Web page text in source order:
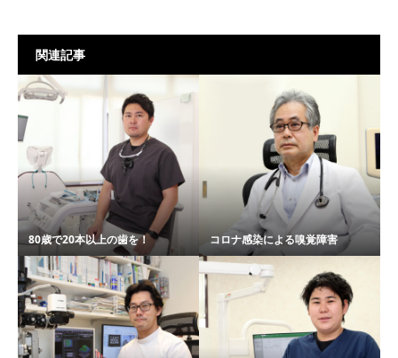
関連記事
80歳で20本以上の歯を！ コロナ感染による嗅覚障害